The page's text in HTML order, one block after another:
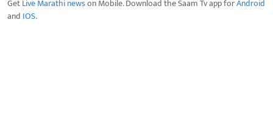
GetLive Marathi newson Mobile. Download the Saam Tv app forAndroid
and IOS.